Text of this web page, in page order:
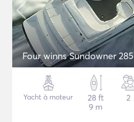
Four winns Sundowner 285
Yacht à moteur
28 ft
9 m
2